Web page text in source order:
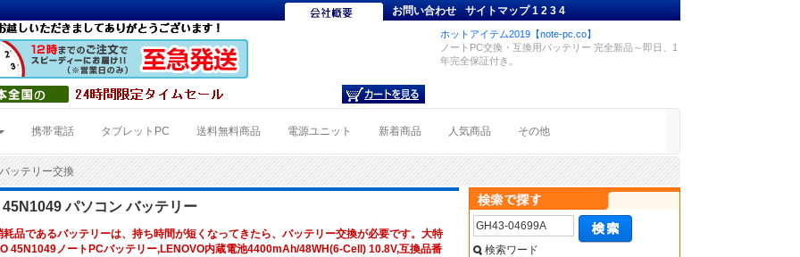
お問い合わせ サイトマップ 1234
ホットアイテム2019【note-pc.co】
ノートPC交換・互換用バッテリー 完全新品～即日、1
年完全保証付き。
携帯電話 タブレットPC 送料無料商品 電源ユニット 新着商品 人気商品 その他
ッテリー交換
パソコン バッテリー
耗品であるバッテリーは、持ち時間が短くなってきたら、バッテリー交換が必要です。大特
45N1049ノートPCバッテリー,LENOVO内蔵電池4400mAh/48WH(6-Cell) 10.8V,互換品番
検索ワード